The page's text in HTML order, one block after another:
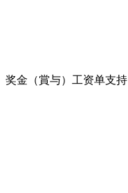
奖金（賞与）工资单支持